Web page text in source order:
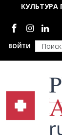
Перейти к
ВОЙТИ
КУЛЬТУРА
Социальные сети